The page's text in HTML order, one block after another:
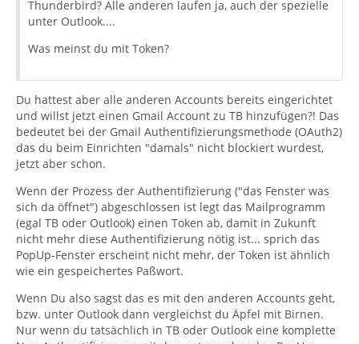
Thunderbird? Alle anderen laufen ja, auch der spezielle
unter Outlook....
Was meinst du mit Token?
Du hattest aber alle anderen Accounts bereits eingerichtet
und willst jetzt einen Gmail Account zu TB hinzufügen?! Das
bedeutet bei der Gmail Authentifizierungsmethode (OAuth2)
das du beim Einrichten "damals" nicht blockiert wurdest,
jetzt aber schon.
Wenn der Prozess der Authentifizierung ("das Fenster was
sich da öffnet") abgeschlossen ist legt das Mailprogramm
(egal TB oder Outlook) einen Token ab, damit in Zukunft
nicht mehr diese Authentifizierung nötig ist... sprich das
PopUp-Fenster erscheint nicht mehr, der Token ist ähnlich
wie ein gespeichertes Paßwort.
Wenn Du also sagst das es mit den anderen Accounts geht,
bzw. unter Outlook dann vergleichst du Äpfel mit Birnen.
Nur wenn du tatsächlich in TB oder Outlook eine komplette